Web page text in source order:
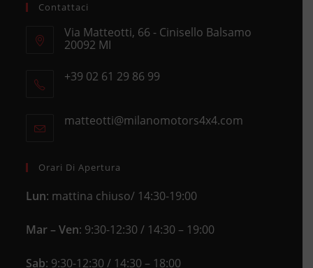
Contattaci
Via Matteotti, 66 - Cinisello Balsamo
20092 MI
in
+39 02 61 29 86 99
your
matteotti@milanomotors4x4.comOpens
Orari Di Apertura
Lun: mattina chiuso/ 14:30-19:00
Mar – Ven: 9:30-12:30 / 14:30 – 19:00
Sab: 9:30-12:30 / 14:30 – 18:00